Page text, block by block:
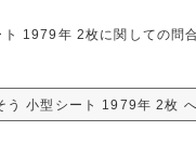
1979年 2枚に関しての問
う 小型シート 1979年 2枚